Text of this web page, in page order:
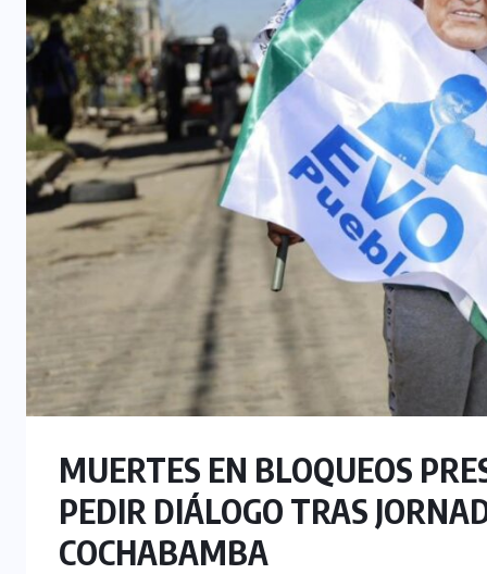
MUERTES EN BLOQUEOS
PEDIR DIÁLOGO TRAS
COCHABAMBA